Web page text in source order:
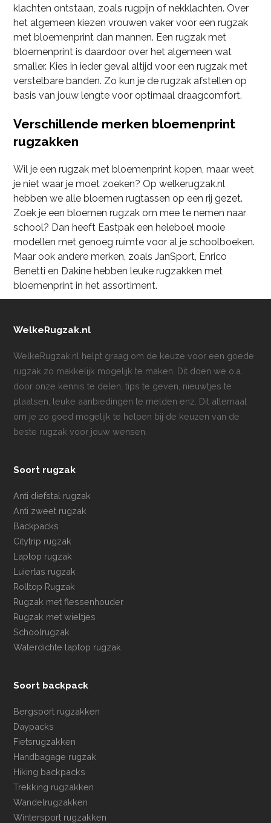
klachten ontstaan, zoals rugpijn of nekklachten. Over
het algemeen kiezen vrouwen vaker voor een rugzak
met bloemenprint dan mannen. Een rugzak met
bloemenprint is daardoor over het algemeen wat
smaller. Kies in ieder geval altijd voor een rugzak met
verstelbare banden. Zo kun je de rugzak afstellen op
basis van jouw lengte voor optimaal draagcomfort.
Verschillende merken bloemenprint
rugzakken
Wil je een rugzak met bloemenprint kopen, maar weet
je niet waar je moet zoeken? Op welkerugzak.nl
hebben we alle bloemen rugtassen op een rij gezet.
Zoek je een bloemen rugzak om mee te nemen naar
school? Dan heeft Eastpak een heleboel mooie
modellen met genoeg ruimte voor al je schoolboeken.
Maar ook andere merken, zoals JanSport, Enrico
Benetti en Dakine hebben leuke rugzakken met
bloemenprint in het assortiment.
WelkeRugzak.nl
WelkeRugzak.nl helpt graag om de keuze voor een goede
rugzak zo makkelijk mogelijk te maken. Dit doen we o.a.
door onze kennis te delen, tips te geven, nieuwtjes te
plaatsen, leuke aanbiedingen te melden enz. Dit allemaal
om je zo goed mogelijk te helpen bij de keuzen van de
beste rugzak voor jouw wensen.
Soort rugzak
Anti diefstal rugzak
Anti zweet rugzak
Backpacks
Citytrip rugzak
Laptop rugzak
Luiertas rugzak
Rolltop Rugzak
Rugzak met flessenhouder
Rugzak met wieltjes
Schoolrugzak
Waterdichte laptop rugzak
Soort backpack
Bergsport rugzakken
Daypacks
Fietsrugzakken
Handbagage rugzak
Hiking backpacks
Trekking rugzakken
Wandelrugzakken
Wintersport rugzakken